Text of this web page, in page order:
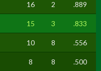
16 2 .889
15 3 .833
10 8 .556
8 8 .500